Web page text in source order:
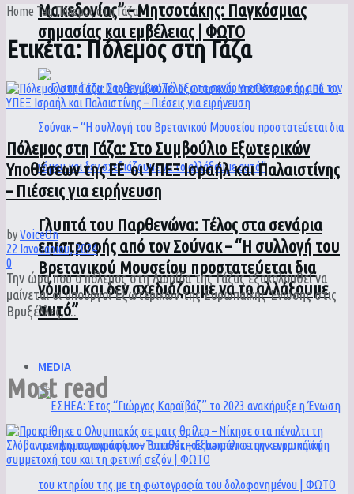
Μακεδονίας” – Μητσοτάκης: Παγκόσμιας
σημασίας και εμβέλειας | ΦΩΤΟ
Γλυπτά του Παρθενώνα: Τέλος στα σενάρια
επιστροφής από τον Σούνακ – “Η συλλογή του
Βρετανικού Μουσείου προστατεύεται δια
νόμου και δεν σχεδιάζουμε να το αλλάξουμε
αυτό”
MEDIA
Home TagΠόλεμος στη Γάζα
Ετικέτα:Πόλεμος στη Γάζα
Πόλεμος στη Γάζα: Στο Συμβούλιο Εξωτερικών
Υποθέσεων της ΕΕ οι ΥΠΕΞ Ισραήλ και Παλαιστίνης
– Πιέσεις για ειρήνευση
byVoiceOn
22 Ιανουαρίου, 2024
0
Την ώρα που ο πόλεμος στη Λωρίδα της Γάζας εξακολουθεί να
μαίνεται οι υπουργοί Εξωτερικών της Ευρωπαϊκής Ένωσης στις
Βρυξέλλες, ...
Most read